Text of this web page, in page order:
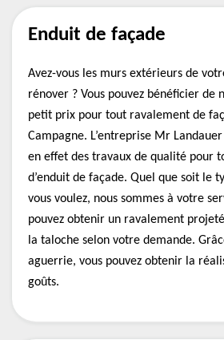
Enduit de façade
Avez-vous les murs extérieurs de
rénover ? Vous pouvez bénéficier de
petit prix pour tout ravalement de
Campagne. L’entreprise Mr
en effet des travaux de qualité pour
d’enduit de façade. Quel que soit le
vous voulez, nous sommes à votre
pouvez obtenir un ravalement
la taloche selon votre demande.
aguerrie, vous pouvez obtenir la
goûts.